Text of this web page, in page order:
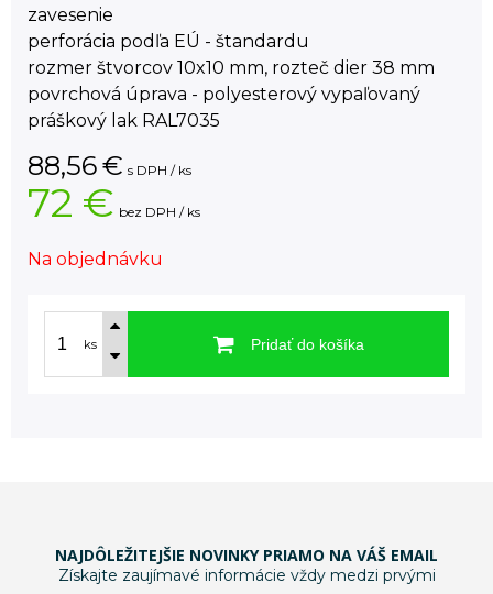
zavesenie
perforácia podľa EÚ - štandardu
rozmer štvorcov 10x10 mm, rozteč dier 38 mm
povrchová úprava - polyesterový vypaľovaný
práškový lak RAL7035
88,56€ s DPH / ks
72 € bez DPH / ks
Na objednávku
ks Pridať do košíka
NAJDÔLEŽITEJŠIE NOVINKY PRIAMO NA VÁŠ EMAIL
Získajte zaujímavé informácie vždy medzi prvými